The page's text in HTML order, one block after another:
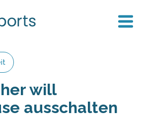
will
ausschalten